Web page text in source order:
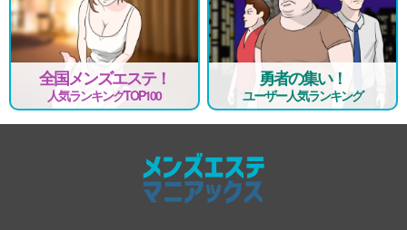
全国メンズエステ！
人気ランキングTOP100
勇者の集い！
ユーザー人気ランキング